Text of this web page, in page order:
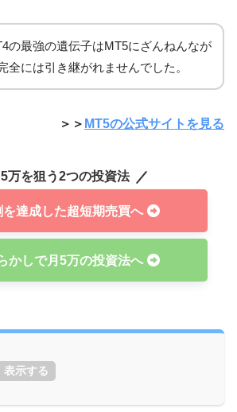
の最強の遺伝子はMT5にざんねんなが
全には引き継がれませんでした。
＞＞ MT5の公式サイトを見る
5万を狙う2つの投資法
を達成した超短期売買へ
かしで月5万の投資法へ
表示する